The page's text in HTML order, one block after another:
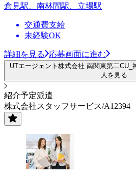
倉見駅、南林間駅、立場駅
交通費支給
未経験OK
詳細を見る 応募画面に進む
UTエージェント株式会社 南関東第二
人を見る
紹介予定派遣
株式会社スタッフサービス/A12394